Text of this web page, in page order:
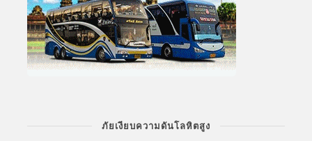
ภัยเงียบความดันโลหิตสูง